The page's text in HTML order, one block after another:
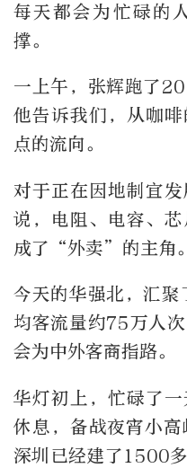
每天都会为忙碌的
撑。
一上午，张辉跑了20
他告诉我们，从咖
点的流向。
对于正在因地制宜
说，电阻、电容、
成了“外卖”的主角。
今天的华强北，汇
均客流量约75万人
会为中外客商指路。
华灯初上，忙碌了
休息，备战夜宵小
深圳已经建了1500